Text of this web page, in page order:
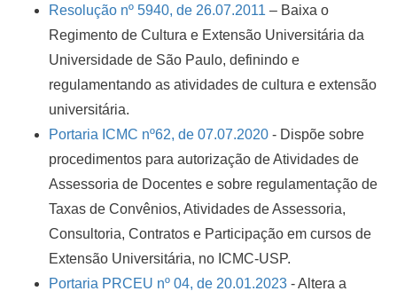
Resolução nº 5940, de 26.07.2011 – Baixa o
Regimento de Cultura e Extensão Universitária da
Universidade de São Paulo, definindo e
regulamentando as atividades de cultura e extensão
universitária.
Portaria ICMC nº62, de 07.07.2020 - Dispõe sobre
procedimentos para autorização de Atividades de
Assessoria de Docentes e sobre regulamentação de
Taxas de Convênios, Atividades de Assessoria,
Consultoria, Contratos e Participação em cursos de
Extensão Universitária, no ICMC-USP.
Portaria PRCEU nº 04, de 20.01.2023 - Altera a